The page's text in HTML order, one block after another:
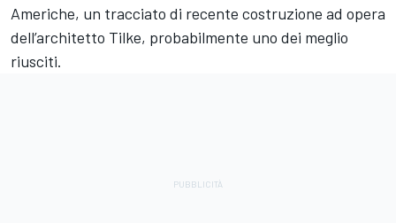
Americhe, un tracciato di recente costruzione ad opera
dell’architetto Tilke, probabilmente uno dei meglio
riusciti.